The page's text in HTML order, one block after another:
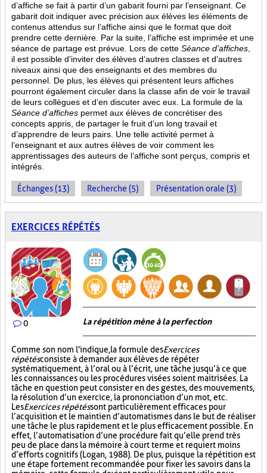
d’affiche se fait à partir d’un gabarit fourni par l’enseignant. Ce
gabarit doit indiquer avec précision aux élèves les éléments de
contenus attendus sur l’affiche ainsi que le format que doit
prendre cette dernière. Par la suite, l’affiche est imprimée et une
séance de partage est prévue. Lors de cette Séance d’affiches
il est possible d’inviter des élèves d’autres classes et d’autres
niveaux ainsi que des enseignants et des membres du
personnel. De plus, les élèves qui présentent leurs affiches
pourront également circuler dans la classe afin de voir le travail
de leurs collègues et d’en discuter avec eux. La formule de la
Séance d’affiches permet aux élèves de concrétiser des
concepts appris, de partager le fruit d’un long travail et
d’apprendre de leurs pairs. Une telle activité permet à
l’enseignant et aux autres élèves de voir comment les
apprentissages des auteurs de l’affiche sont perçus, compris et
intégrés.
Échanges (13) Recherche (5) Présentation orale (3)
EXERCICES RÉPÉTÉS
0 La répétition mène à la perfection
Comme son nom l'indique, la formule desExercices
répétésconsiste à demander aux élèves de répéter
systématiquement, à l’oral ou à l’écrit, une tâche jusqu’à ce que
les connaissances ou les procédures visées soient maitrisées. La
tâche en question peut consister en des gestes, des mouvements,
la résolution d’un exercice, la prononciation d’un mot, etc.
LesExercices répétéssont particulièrement efficaces pour
l’acquisition et le maintien d’automatismes dans le but de réaliser
une tâche le plus rapidement et le plus efficacement possible. En
effet, l’automatisation d’une procédure fait qu’elle prend très
peu de place dans la mémoire à court terme et requiert moins
d’efforts cognitifs (Logan, 1988). De plus, puisque la répétition est
une étape fortement recommandée pour fixer les savoirs dans la